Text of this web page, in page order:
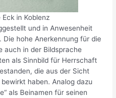
in Koblenz
und in Anwesenheit
hohe Anerkennung für die
auch in der Bildsprache
als Sinnbild für Herrschaft
die aus der Sicht
haben. Analog dazu
als Beinamen für seinen